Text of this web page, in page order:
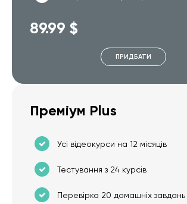
89.99 $
ПРИДБАТИ
Преміум Plus
Усі відеокурси на 12 місяців
Тестування з 24 курсів
Перевірка 20 домашніх завдань